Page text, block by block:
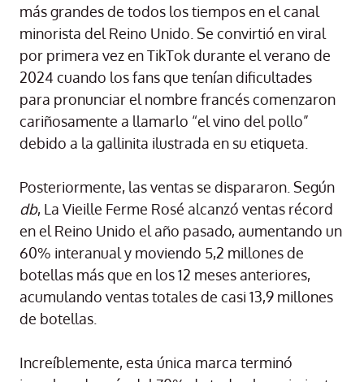
más grandes de todos los tiempos en el canal
minorista del Reino Unido. Se convirtió en viral
por primera vez en TikTok durante el verano de
2024 cuando los fans que tenían dificultades
para pronunciar el nombre francés comenzaron
cariñosamente a llamarlo “el vino del pollo”
debido a la gallinita ilustrada en su etiqueta.
Posteriormente, las ventas se dispararon. Según
db, La Vieille Ferme Rosé alcanzó ventas récord
en el Reino Unido el año pasado, aumentando un
60% interanual y moviendo 5,2 millones de
botellas más que en los 12 meses anteriores,
acumulando ventas totales de casi 13,9 millones
de botellas.
Increíblemente, esta única marca terminó